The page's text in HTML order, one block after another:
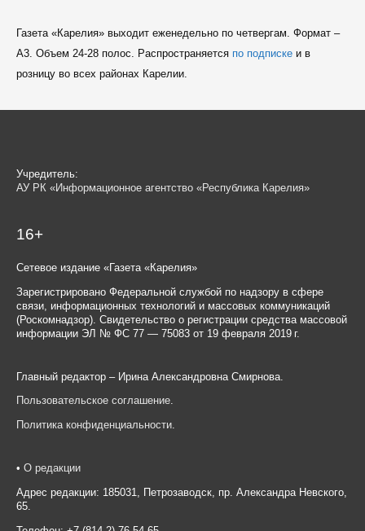
Газета «Карелия» выходит еженедельно по четвергам. Формат –
A3. Объем 24-28 полос. Распространяется по подпискеи в
розницу во всех районах Карелии.
Учредитель:
АУ РК «Информационное агентство «Республика Карелия»
16+
Сетевое издание «Газета «Карелия»
Зарегистрировано Федеральной службой по надзору в сфере
связи, информационных технологий и массовых коммуникаций
(Роскомнадзор). Свидетельство о регистрации средства массовой
информации ЭЛ № ФС 77 — 75083 от 19 февраля 2019 г.
Главный редактор – Ирина Александровна Смирнова.
Пользовательское соглашение.
Политика конфиденциальности.
• О редакции
Адрес редакции: 185031, Петрозаводск, пр. Александра Невского,
65.